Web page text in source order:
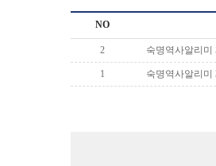
NO
2 숙명역사알리미
1 숙명역사알리미